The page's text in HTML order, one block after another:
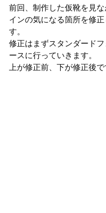
前回、制作した仮靴を見
インの気になる箇所を修正
す。
修正はまずスタンダード
ースに行っていきます。
上が修正前、下が修正後で